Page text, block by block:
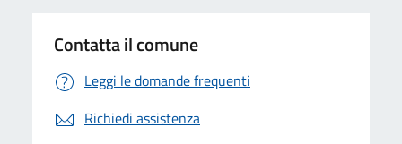
Contatta il comune
Leggi le domande frequenti
Richiedi assistenza